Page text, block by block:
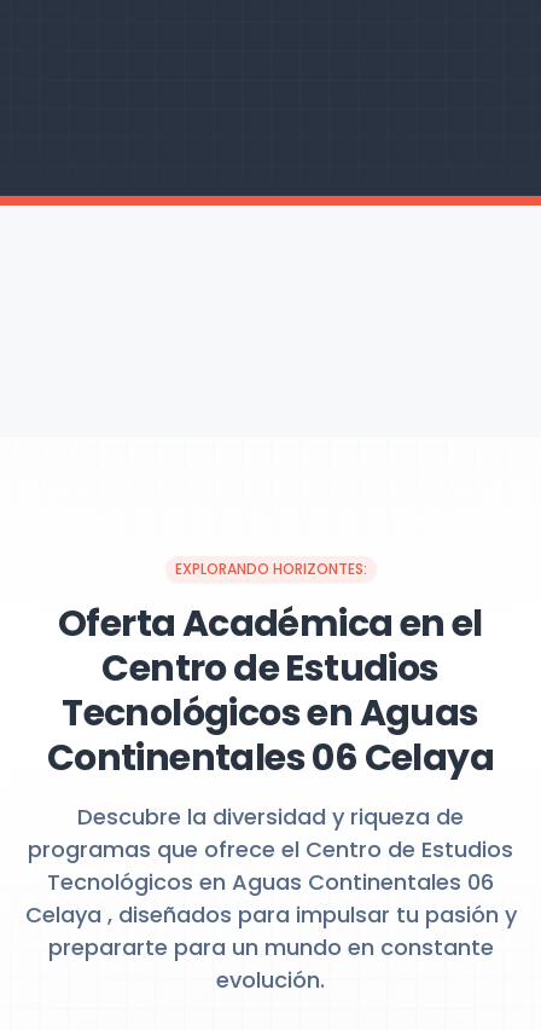
EXPLORANDO HORIZONTES:
Oferta Académica en el
Centro de Estudios
Tecnológicos en Aguas
Continentales 06 Celaya
Descubre la diversidad y riqueza de
programas que ofrece el Centro de Estudios
Tecnológicos en Aguas Continentales 06
Celaya , diseñados para impulsar tu pasión y
prepararte para un mundo en constante
evolución.